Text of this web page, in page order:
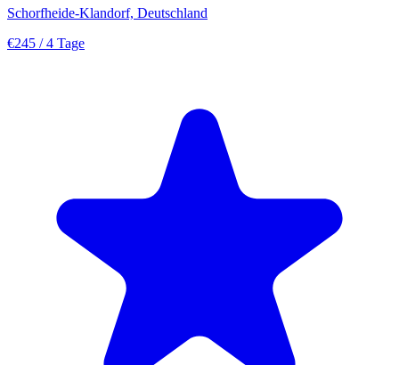
Schorfheide-Klandorf, Deutschland
€245 / 4 Tage